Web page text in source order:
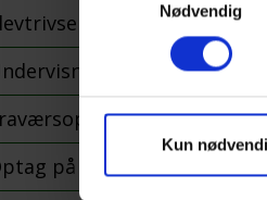
Nødvendig
Kun
på videregående